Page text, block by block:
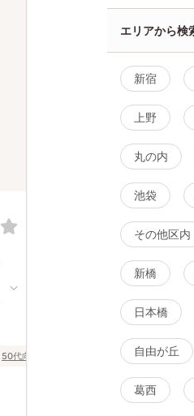
50代向け バツイチ・再婚 趣味コン
エリアから検
新宿
上野
丸の内
池袋
その他区内
新橋
日本橋
自由が丘
葛西